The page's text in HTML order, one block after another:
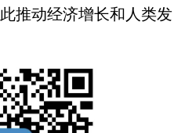
推动经济增长和人类发